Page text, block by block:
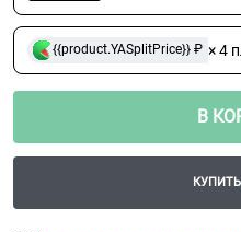
{{product.YASplitPrice}} ₽ × 4
В